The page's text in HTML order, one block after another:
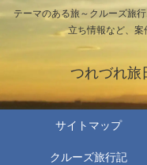
テーマのある旅～クルーズ旅
立ち情報など、案
つれづれ旅
サイトマップ
クルーズ旅行記